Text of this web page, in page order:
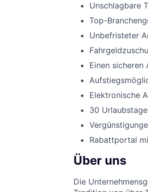
Unschlagbare
Top-
Unbefristeter
Einen
Elektronische
30
Rabattportal
Über uns
Die